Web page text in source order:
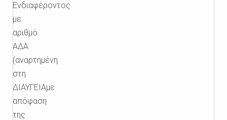
Ενδιαφέροντος
με
αριθμό
ΑΔΑ
(αναρτημένη
στη
ΔΙΑΥΓΕΙΑμε
απόφαση
της